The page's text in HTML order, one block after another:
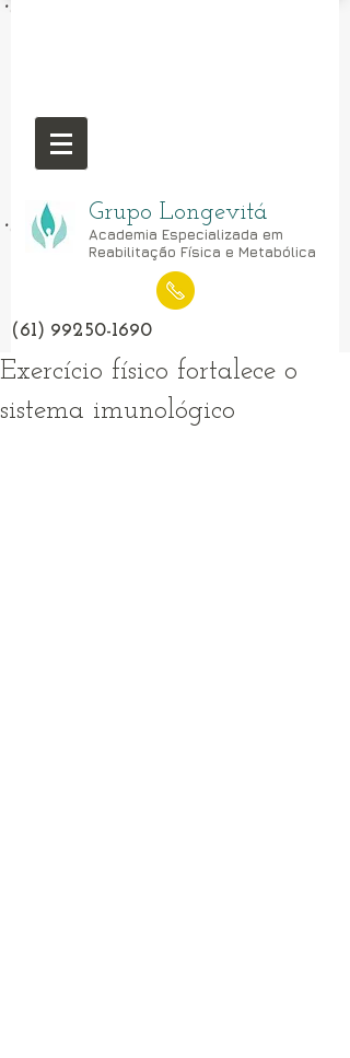
Grupo Longevitá
Academia Especializada em
Reabilitação Física e Metabólica
(61) 99250-1690
Exercício físico fortalece o
sistema imunológico